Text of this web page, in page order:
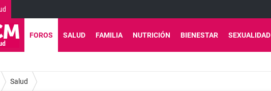
FOROS SALUD FAMILIA NUTRICIÓN BIENESTAR SEXUALIDAD
Salud